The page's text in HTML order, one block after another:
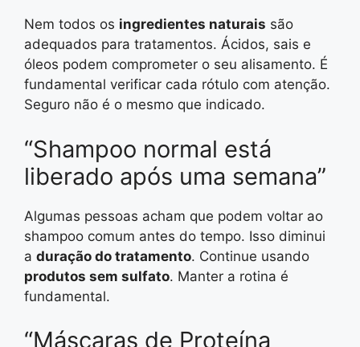
Nem todos os ingredientes naturais são
adequados para tratamentos. Ácidos, sais e
óleos podem comprometer o seu alisamento. É
fundamental verificar cada rótulo com atenção.
Seguro não é o mesmo que indicado.
“Shampoo normal está
liberado após uma semana”
Algumas pessoas acham que podem voltar ao
shampoo comum antes do tempo. Isso diminui
a duração do tratamento. Continue usando
produtos sem sulfato. Manter a rotina é
fundamental.
“Máscaras de Proteína